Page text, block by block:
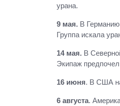
урана.
9 мая. В Германию
Группа искала
14 мая. В
Экипаж
16 июня. В США
6 августа.